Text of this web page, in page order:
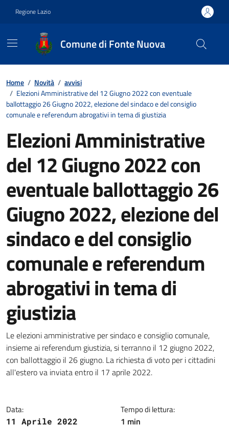
Regione Lazio
Comune di Fonte Nuova
Contenuti in evidenza
Home / Novità / avvisi
/ Elezioni Amministrative del 12 Giugno 2022 con eventuale
ballottaggio 26 Giugno 2022, elezione del sindaco e del consiglio
comunale e referendum abrogativi in tema di giustizia
Elezioni Amministrative
del 12 Giugno 2022 con
eventuale ballottaggio 26
Giugno 2022, elezione del
sindaco e del consiglio
comunale e referendum
abrogativi in tema di
giustizia
Dettagli della notizia
Le elezioni amministrative per sindaco e consiglio comunale,
insieme ai referendum giustizia, si terranno il 12 giugno 2022,
con ballottaggio il 26 giugno. La richiesta di voto per i cittadini
all'estero va inviata entro il 17 aprile 2022.
Data:
11 Aprile 2022
Tempo di lettura:
1 min